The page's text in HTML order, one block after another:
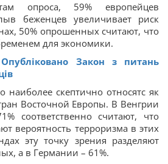
опроса, 59% европейцев
беженцев увеличивает риск
50% опрошенных считают, что
для экономики.
Опубліковано Закон з питань
наиболее скептично относятс як
Восточной Европы. В Венгрии
соответственно считают, что
вероятность терроризма в этих
эту точку зрения разделяют
а в Германии – 61%.